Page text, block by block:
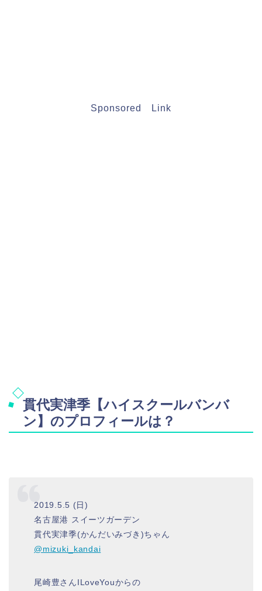
Sponsored Link
貫代実津季【ハイスクールバンバ
ン】のプロフィールは？
2019.5.5 (日)
名古屋港 スイーツガーデン
貫代実津季(かんだいみづき)ちゃん
@mizuki_kandai
尾崎豊さんILoveYouからの